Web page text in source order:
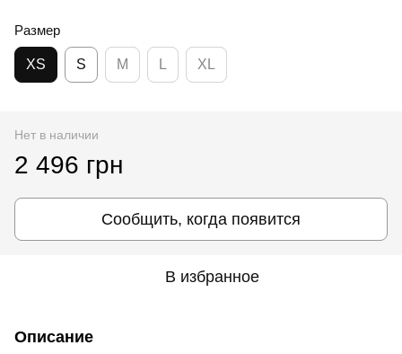
Размер
XS S M L XL
Нет в наличии
2 496 грн
Сообщить, когда появится
В избранное
Описание